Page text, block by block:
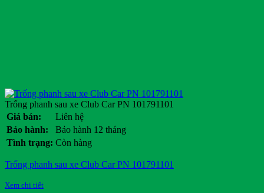
Trống phanh sau xe Club Car PN 101791101
Giá bán:
Liên hệ
Bảo hành:
Bảo hành 12 tháng
Tình trạng: Còn hàng
Trống phanh sau xe Club Car PN 101791101
Xem chi tiết